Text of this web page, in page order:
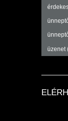
üzenet